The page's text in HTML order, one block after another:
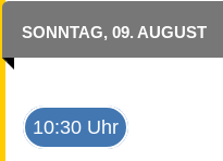
SONNTAG, 09. AUGUST
10:30 Uhr